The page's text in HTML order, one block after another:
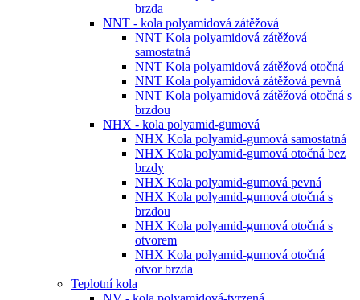
brzda
NNT - kola polyamidová zátěžová
NNT Kola polyamidová zátěžová
samostatná
NNT Kola polyamidová zátěžová otočná
NNT Kola polyamidová zátěžová pevná
NNT Kola polyamidová zátěžová otočná s
brzdou
NHX - kola polyamid-gumová
NHX Kola polyamid-gumová samostatná
NHX Kola polyamid-gumová otočná bez
brzdy
NHX Kola polyamid-gumová pevná
NHX Kola polyamid-gumová otočná s
brzdou
NHX Kola polyamid-gumová otočná s
otvorem
NHX Kola polyamid-gumová otočná
otvor brzda
Teplotní kola